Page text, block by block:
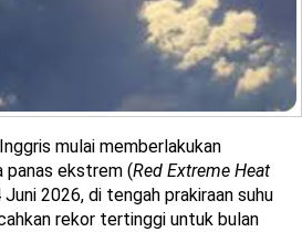
mulai memberlakukan
panas ekstrem (Red Extreme Heat
Juni 2026, di tengah prakiraan suhu
rekor tertinggi untuk bulan